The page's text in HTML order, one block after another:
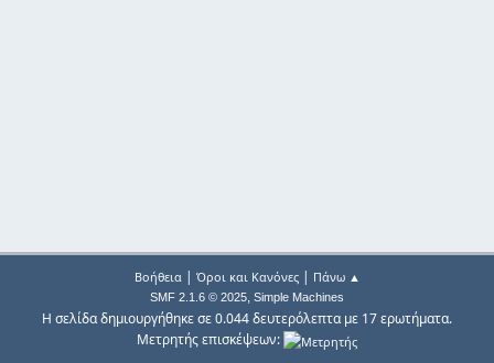
Βοήθεια| Όροι και Κανόνες| Πάνω ▲
SMF 2.1.6 © 2025, Simple Machines
Η σελίδα δημιουργήθηκε σε 0.044 δευτερόλεπτα με 17 ερωτήματα.
Μετρητής επισκέψεων: